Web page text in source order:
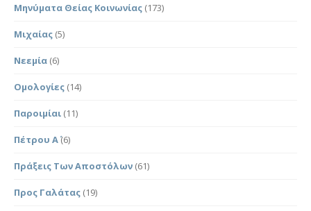
Μηνύματα Θείας Κοινωνίας (173)
Μιχαίας (5)
Νεεμία (6)
Ομολογίες (14)
Παροιμίαι (11)
Πέτρου Α΄(6)
Πράξεις Των Αποστόλων (61)
Προς Γαλάτας (19)